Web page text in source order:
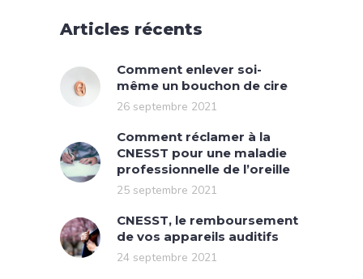
Articles récents
Comment enlever soi-
même un bouchon de cire
26 septembre 2021
Comment réclamer à la
CNESST pour une maladie
professionnelle de l’oreille
25 septembre 2021
CNESST, le remboursement
de vos appareils auditifs
24 septembre 2021